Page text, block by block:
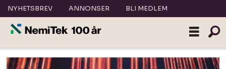
NYHETSBREV ANNONSER BLI MEDLEM